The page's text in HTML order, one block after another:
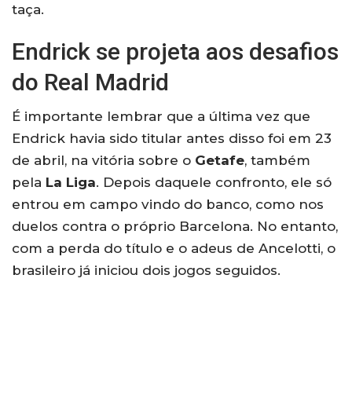
taça.
Endrick se projeta aos desafios
do Real Madrid
É importante lembrar que a última vez que
Endrick havia sido titular antes disso foi em 23
de abril, na vitória sobre o Getafe, também
pela La Liga. Depois daquele confronto, ele só
entrou em campo vindo do banco, como nos
duelos contra o próprio Barcelona. No entanto,
com a perda do título e o adeus de Ancelotti, o
brasileiro já iniciou dois jogos seguidos.